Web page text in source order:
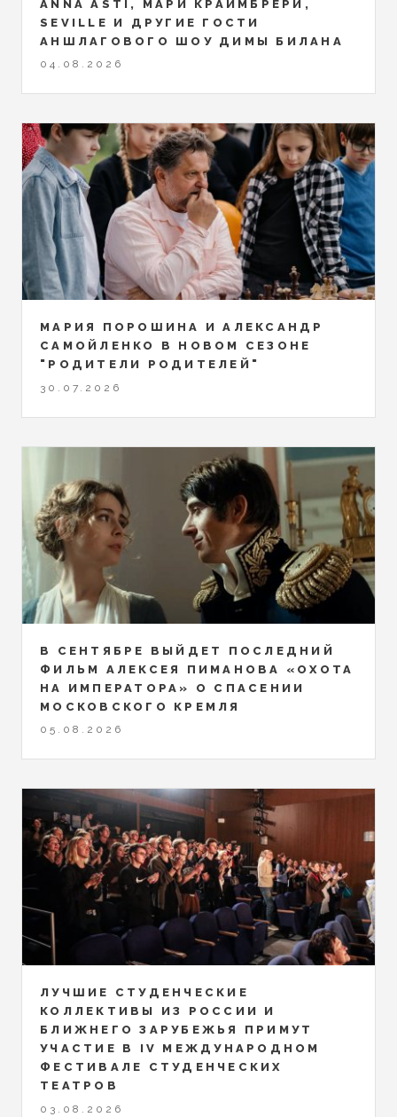
ANNA ASTI, МАРИ КРАЙМБРЕРИ,
SEVILLE И ДРУГИЕ ГОСТИ
АНШЛАГОВОГО ШОУ ДИМЫ БИЛАНА
04.08.2026
МАРИЯ ПОРОШИНА И АЛЕКСАНДР
САМОЙЛЕНКО В НОВОМ СЕЗОНЕ
"РОДИТЕЛИ РОДИТЕЛЕЙ"
30.07.2026
В СЕНТЯБРЕ ВЫЙДЕТ ПОСЛЕДНИЙ
ФИЛЬМ АЛЕКСЕЯ ПИМАНОВА «ОХОТА
НА ИМПЕРАТОРА» О СПАСЕНИИ
МОСКОВСКОГО КРЕМЛЯ
05.08.2026
ЛУЧШИЕ СТУДЕНЧЕСКИЕ
КОЛЛЕКТИВЫ ИЗ РОССИИ И
БЛИЖНЕГО ЗАРУБЕЖЬЯ ПРИМУТ
УЧАСТИЕ В IV МЕЖДУНАРОДНОМ
ФЕСТИВАЛЕ СТУДЕНЧЕСКИХ
ТЕАТРОВ
03.08.2026